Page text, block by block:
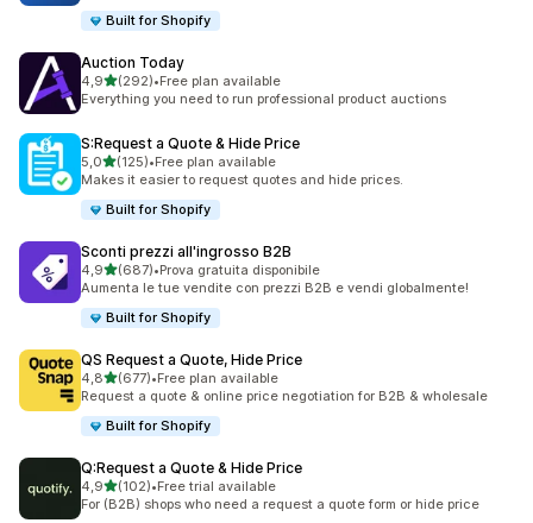
Built for Shopify
Auction Today
4,9stelle su 5
(292)
292 recensioni totali
•Free plan available
Everything you need to run professional product auctions
S:Request a Quote & Hide Price
5,0stelle su 5
(125)
125 recensioni totali
•Free plan available
Makes it easier to request quotes and hide prices.
Built for Shopify
Sconti prezzi all'ingrosso B2B
4,9stelle su 5
(687)
687 recensioni totali
•Prova gratuita disponibile
Aumenta le tue vendite con prezzi B2B e vendi globalmente!
Built for Shopify
QS Request a Quote, Hide Price
4,8stelle su 5
(677)
677 recensioni totali
•Free plan available
Request a quote & online price negotiation for B2B & wholesale
Built for Shopify
Q:Request a Quote & Hide Price
4,9stelle su 5
(102)
102 recensioni totali
•Free trial available
For (B2B) shops who need a request a quote form or hide price